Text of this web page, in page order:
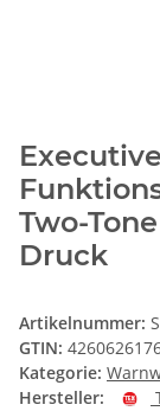
Two-
Druck
Artikelnummer:
GTIN:
Kategorie:
Hersteller: